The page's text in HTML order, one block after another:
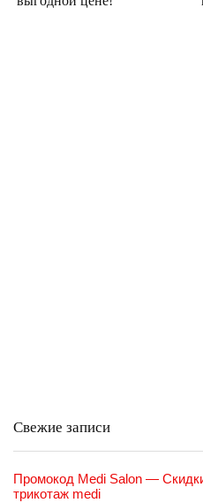
Свежие записи
Промокод Medi Salon —
трикотаж medi